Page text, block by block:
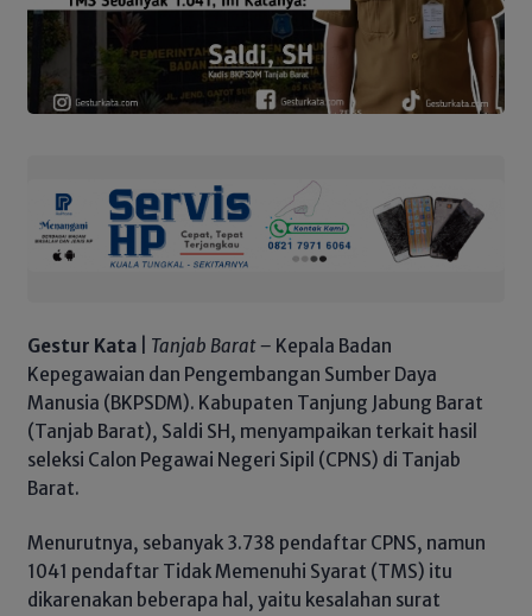
Gestur Kata Tanjab Barat – Kepala Badan
Kepegawaian dan Pengembangan Sumber Daya
Manusia (BKPSDM). Kabupaten Tanjung Jabung Barat
(Tanjab Barat), Saldi SH, menyampaikan terkait hasil
seleksi Calon Pegawai Negeri Sipil (CPNS) di Tanjab
Barat.
Menurutnya, sebanyak 3.738 pendaftar CPNS, namun
1041 pendaftar Tidak Memenuhi Syarat (TMS) itu
dikarenakan beberapa hal, yaitu kesalahan surat